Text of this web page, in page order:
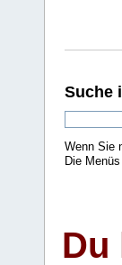
Suche
Wenn Sie
Die
Du